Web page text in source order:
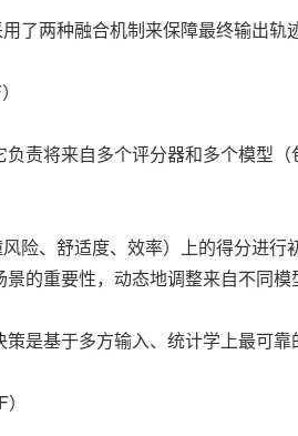
了两种融合机制来保障最终输出轨
责将来自多个评分器和多个模型
险、舒适度、效率）上的得分进行
的重要性，动态地调整来自不同
是基于多方输入、统计学上最可靠